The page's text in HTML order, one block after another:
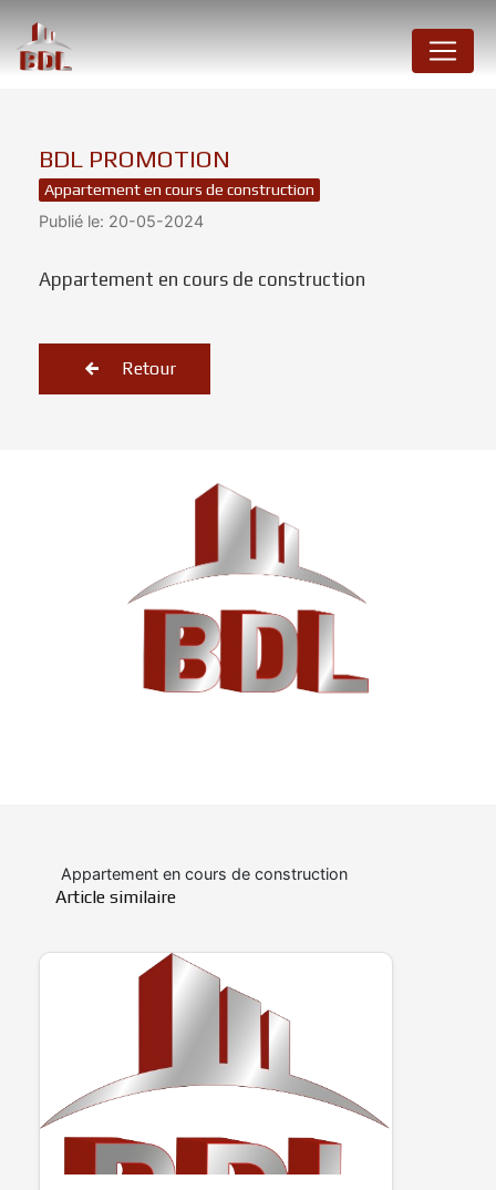
BDL PROMOTION
Appartement en cours de construction
Publié le: 20-05-2024
Appartement en cours de construction
Retour
Appartement en cours de construction
Article similaire